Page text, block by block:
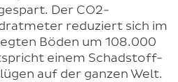
Der CO2-
reduziert sich im
Böden um 108.000
einem Schadstoff-
auf der ganzen Welt.